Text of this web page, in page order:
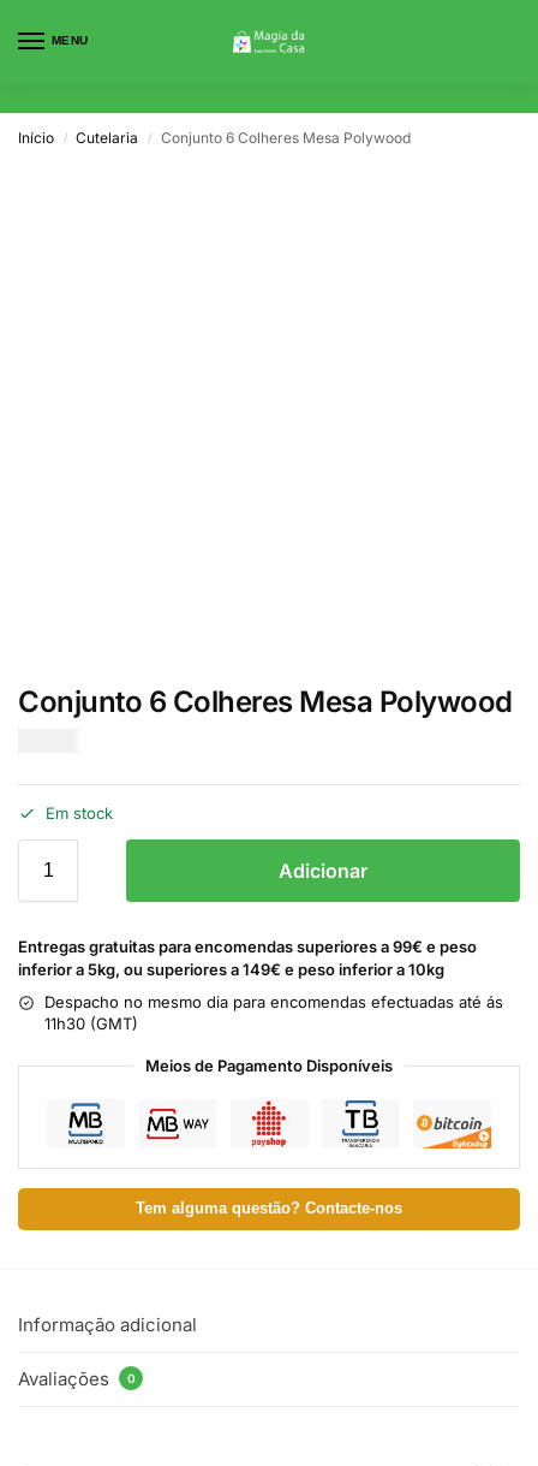
MENU
Início / Cutelaria / Conjunto 6 Colheres Mesa Polywood
Conjunto 6 Colheres Mesa Polywood
Em stock
Adicionar
Entregas gratuitas para encomendas superiores a 99€ e peso
inferior a 5kg, ou superiores a 149€ e peso inferior a 10kg
Despacho no mesmo dia para encomendas efectuadas até ás
11h30 (GMT)
Meios de Pagamento Disponíveis
Tem alguma questão? Contacte-nos
Informação adicional
Avaliações 0